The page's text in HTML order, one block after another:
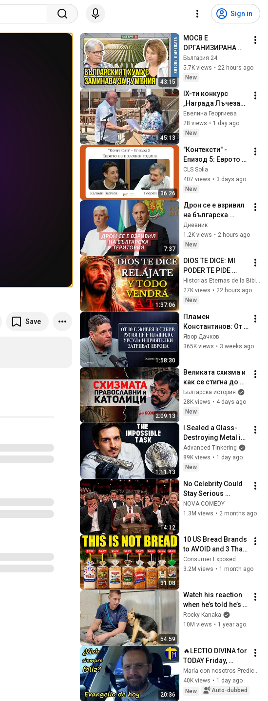
Sign in
Save
43:15
МОСВ Е
ОРГАНИЗИРАНА
ПРЕСТЪПНА
ГРУПА, гърми
експертка след
Брусарци
България 24
5.7K views • 22 hours ago
New
45:13
IX-ти конкурс
„Награда Лъчезар
Станчев за сонет –
песен“ – Вършец
2026
Евелина Георгиева
28 views • 1 day ago
New
36:26
"Контексти" -
Епизод 5: Еврото
на половин година
- Калоян Велчев и
Георги Ганев
CLS Sofia
407 views • 3 days ago
New
7:37
Дрон се е взривил
на българска
територия
Дневник
1.2K views • 2 hours ago
New
1:37:06
DIOS TE DICE: MI
PODER TE PIDE
RELÁJARTE Y
SOLTAR EL
CONTROL, TODO
MOMENTO
PERFECTO
Historias Eternas de la Biblia
27K views • 22 hours ago
New
1:58:30
Пламен
Константинов: От
10 г. живея в
Сибир. Русия не е
затриват Европа
Явор Дачков
365K views • 3 weeks ago
2:09:13
Великата схизма и
как се стигна до
нея – разговор с д-
р Божин Дончев
Българска история
28K views • 4 days ago
New
1:11:13
I Sealed a Glass-
Destroying Metal in
Glass
Advanced Tinkering
89K views • 1 day ago
New
14:12
No Celebrity Could
Stay Serious
Around Rowan
Atkinson...
NOVA COMEDY
1.3M views • 2 months ago
31:08
10 US Bread Brands
to AVOID and 3 That
Are Actually Safe
Consumer Exposed
3.2M views • 1 month ago
54:59
Watch his reaction
when he’s told he’s a
GOOD BOY for the
first time 🥹
Rocky Kanaka
10M views • 1 year ago
20:36
🔥LECTIO DIVINA for
TODAY Friday,
August 7, 2026 🙏
GOSPEL for TODAY
Friday, August 7,
María con nosotros Predicaciones
40K views • 1 day ago
New
Auto-dubbed